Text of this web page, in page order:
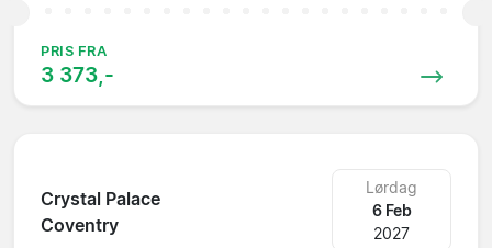
PRIS FRA
3 373,-
Crystal Palace
Coventry
Lørdag
6 Feb
2027